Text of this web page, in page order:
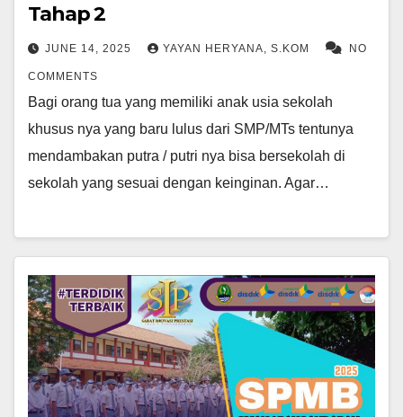
Tahap 2
JUNE 14, 2025 YAYAN HERYANA, S.KOM NO
COMMENTS
Bagi orang tua yang memiliki anak usia sekolah
khusus nya yang baru lulus dari SMP/MTs tentunya
mendambakan putra / putri nya bisa bersekolah di
sekolah yang sesuai dengan keinginan. Agar…